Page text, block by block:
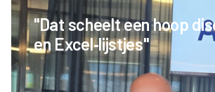
"Dat scheelt een hoop
en Excel‑lijstjes"